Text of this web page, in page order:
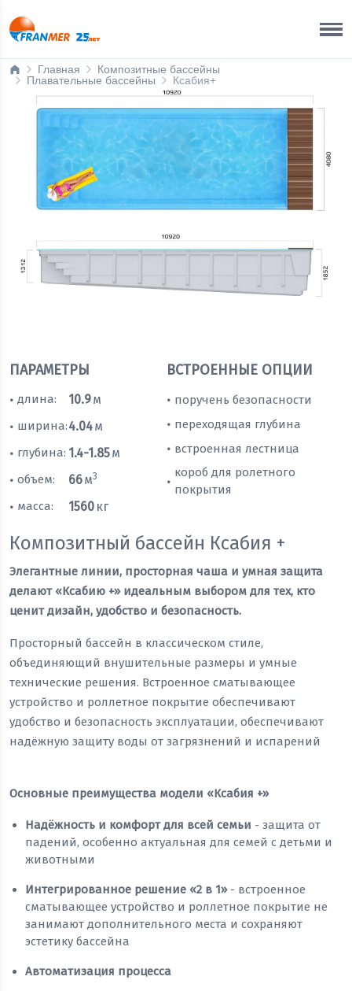
Главная
Композитные бассейны
Плавательные бассейны
Ксабия+
ПАРАМЕТРЫ
• длина: 10.9м
• ширина:4.04м
• глубина: 1.4-1.85м
• объем: 66м3
• масса: 1560 кг
ВСТРОЕННЫЕ ОПЦИИ
• поручень безопасности
• переходящая глубина
• встроенная лестница
•
короб для ролетного
покрытия
Композитный бассейн Ксабия +
Элегантные линии, просторная чаша и умная защита
делают «Ксабию +» идеальным выбором для тех, кто
ценит дизайн, удобство и безопасность.
Просторный бассейн в классическом стиле,
объединяющий внушительные размеры и умные
технические решения. Встроенное сматывающее
устройство и роллетное покрытие обеспечивают
удобство и безопасность эксплуатации, обеспечивают
надёжную защиту воды от загрязнений и испарений
Основные преимущества модели «Ксабия +»
Надёжность и комфорт для всей семьи - защита от
падений, особенно актуальная для семей с детьми и
животными
Интегрированное решение «2 в 1» - встроенное
сматывающее устройство и роллетное покрытие не
занимают дополнительного места и сохраняют
эстетику бассейна
Автоматизация процесса